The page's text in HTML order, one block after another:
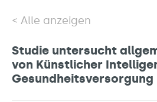
Alle anzeigen
Studie untersucht
von Künstlicher
Gesundheitsversorgung